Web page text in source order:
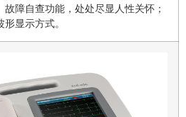
障自查功能，处处尽显人性关怀；
显示方式。